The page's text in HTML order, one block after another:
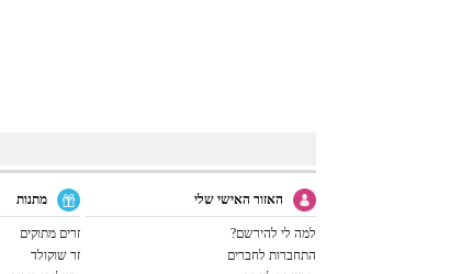
האזור האישי שלי
למה לי להירשם?
התחברות לחברים
מתנות
זרים מתוקים
זר שוקולד